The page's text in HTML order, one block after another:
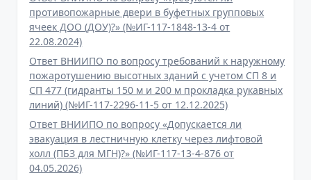
противопожарные двери в буфетных групповых
ячеек ДОО (ДОУ)?» (№ИГ-117-1848-13-4 от
22.08.2024)
Ответ ВНИИПО по вопросу требований к наружному
пожаротушению высотных зданий с учетом СП 8 и
СП 477 (гидранты 150 м и 200 м прокладка рукавных
линий) (№ИГ-117-2296-11-5 от 12.12.2025)
Ответ ВНИИПО по вопросу «Допускается ли
эвакуация в лестничную клетку через лифтовой
холл (ПБЗ для МГН)?» (№ИГ-117-13-4-876 от
04.05.2026)